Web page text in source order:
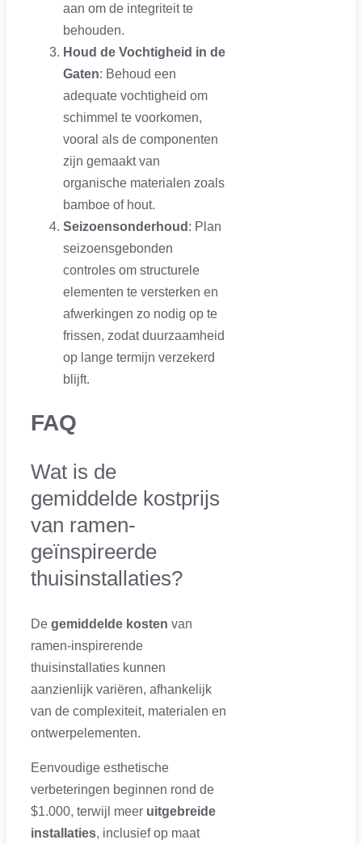
aan om de integriteit te
behouden.
Houd de Vochtigheid in de
Gaten: Behoud een
adequate vochtigheid om
schimmel te voorkomen,
vooral als de componenten
zijn gemaakt van
organische materialen zoals
bamboe of hout.
Seizoensonderhoud : Plan
seizoensgebonden
controles om structurele
elementen te versterken en
afwerkingen zo nodig op te
frissen, zodat duurzaamheid
op lange termijn verzekerd
blijft.
FAQ
Wat is de
gemiddelde kostprijs
van ramen-
geïnspireerde
thuisinstallaties?
De gemiddelde kosten van
ramen-inspirerende
thuisinstallaties kunnen
aanzienlijk variëren, afhankelijk
van de complexiteit, materialen en
ontwerpelementen.
Eenvoudige esthetische
verbeteringen beginnen rond de
$1.000, terwijl meer uitgebreide
installaties, inclusief op maat